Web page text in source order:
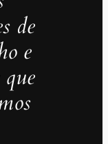
de
e